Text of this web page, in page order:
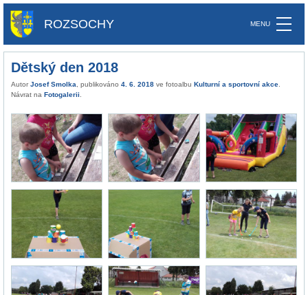
ROZSOCHY
Dětský den 2018
Autor Josef Smolka , publikováno 4. 6. 2018 ve fotoalbu Kulturní a sportovní akce
Návrat na Fotogalerii